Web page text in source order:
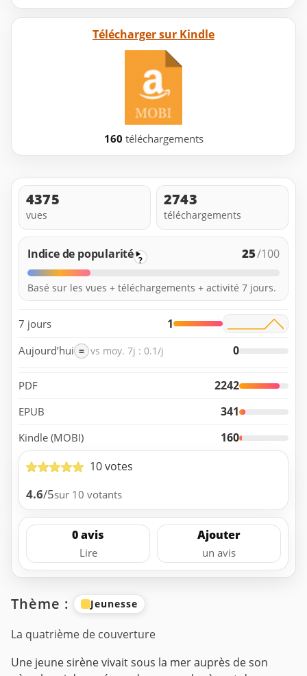
Télécharger sur Kindle
160 téléchargements
4375
vues
2743
téléchargements
Indice de popularité ? 25/100
Basé sur les vues + téléchargements + activité 7 jours.
7 jours 1
Aujourd’hui = vs moy. 7j : 0.1/j 0
PDF 2242
EPUB 341
Kindle (MOBI)
160
10 votes
4.6/5sur 10 votants
0 avis
Lire
Ajouter
un avis
Thème : Jeunesse
La quatrième de couverture
Une jeune sirène vivait sous la mer auprès de son